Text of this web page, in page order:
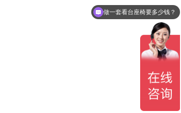
做一套看台座椅要多少钱？